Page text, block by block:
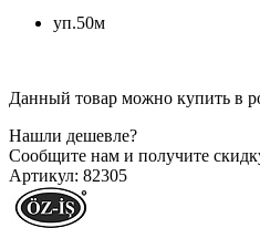
уп.50м
Данный товар можно купить в
Нашли дешевле?
Сообщите нам и получите
Артикул: 82305